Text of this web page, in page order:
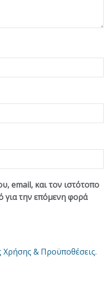
email, και τον ιστότοπο
για την επόμενη φορά
& Προϋποθέσεις.